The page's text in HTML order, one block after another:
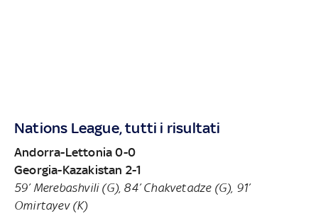
Nations League, tutti i risultati
Andorra-Lettonia 0-0
Georgia-Kazakistan 2-1
59’ Merebashvili (G), 84’ Chakvetadze (G), 91’
Omirtayev (K)